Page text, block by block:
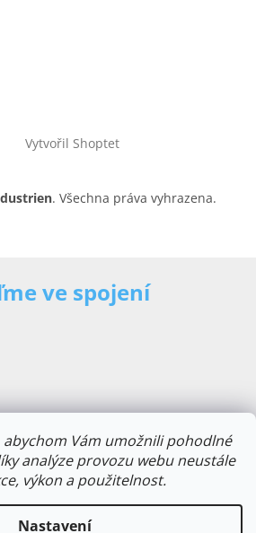
abychom Vám umožnili pohodlné
analýze provozu webu neustále
výkon a použitelnost.
Nastavení
Vytvořil Shoptet
. Všechna práva vyhrazena.
ve spojení